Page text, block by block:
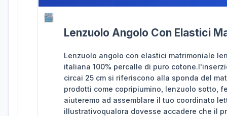
Lenzuolo Angolo Con Elastici
Lenzuolo angolo con elastici matrimoniale
italiana 100% percalle di puro
circai 25 cm si riferiscono alla sponda del
prodotti come copripiumino, lenzuolo sotto,
aiuteremo ad assemblare il tuo coordinato
illustrativoqualora dovesse accadere che il